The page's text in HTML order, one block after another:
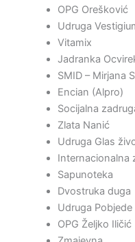
OPG Orešković
Udruga
Vitamix
Jadranka
SMID – Mirjana
Encian (Alpro)
Socijalna
Zlata Nanić
Udruga Glas
Internacionalna
Sapunoteka
Dvostruka duga
Udruga Pobjede
OPG Željko Iličić